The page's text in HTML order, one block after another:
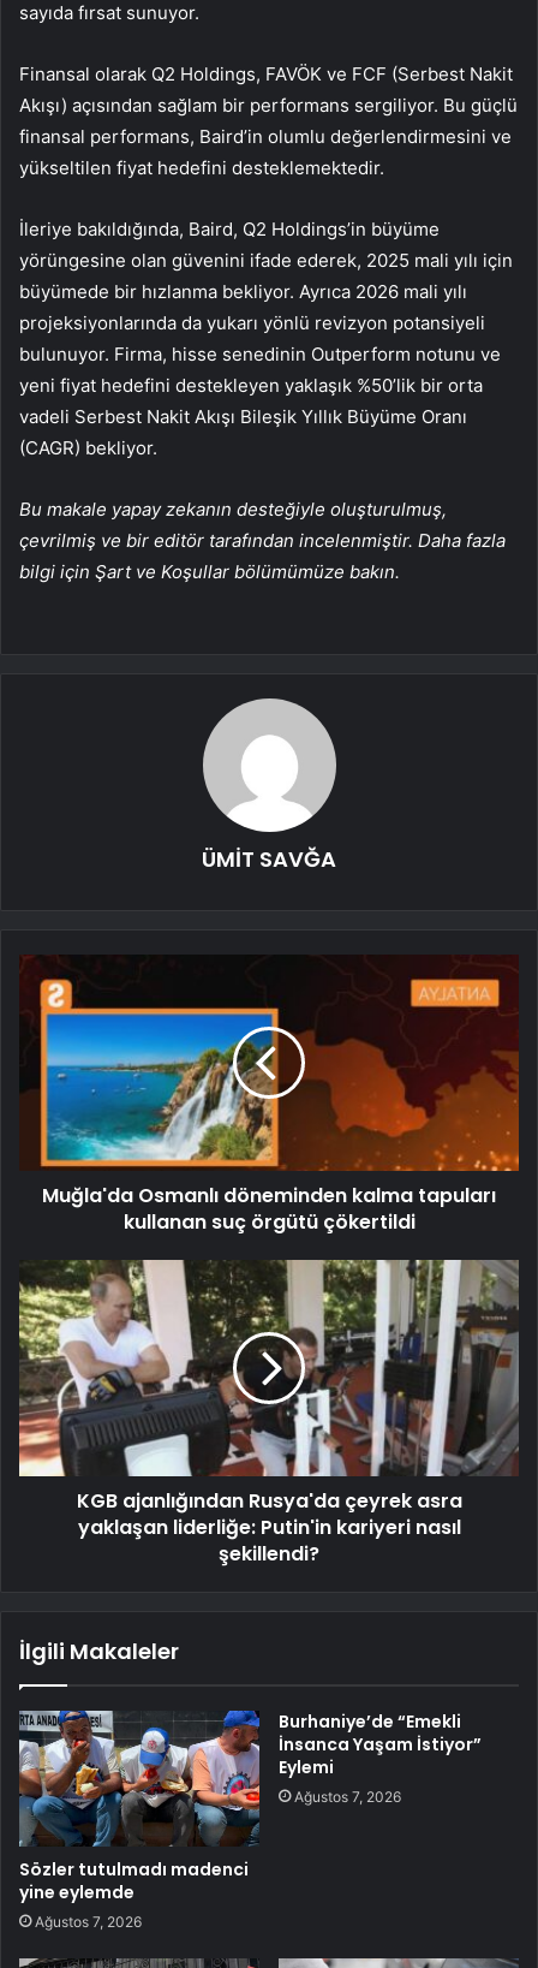
sayıda fırsat sunuyor.
Finansal olarak Q2 Holdings, FAVÖK ve FCF (Serbest Nakit
Akışı) açısından sağlam bir performans sergiliyor. Bu güçlü
finansal performans, Baird’in olumlu değerlendirmesini ve
yükseltilen fiyat hedefini desteklemektedir.
İleriye bakıldığında, Baird, Q2 Holdings’in büyüme
yörüngesine olan güvenini ifade ederek, 2025 mali yılı için
büyümede bir hızlanma bekliyor. Ayrıca 2026 mali yılı
projeksiyonlarında da yukarı yönlü revizyon potansiyeli
bulunuyor. Firma, hisse senedinin Outperform notunu ve
yeni fiyat hedefini destekleyen yaklaşık %50’lik bir orta
vadeli Serbest Nakit Akışı Bileşik Yıllık Büyüme Oranı
(CAGR) bekliyor.
Bu makale yapay zekanın desteğiyle oluşturulmuş,
çevrilmiş ve bir editör tarafından incelenmiştir. Daha fazla
bilgi için Şart ve Koşullar bölümümüze bakın.
ÜMİT SAVĞA
Muğla'da Osmanlı döneminden kalma tapuları
kullanan suç örgütü çökertildi
KGB ajanlığından Rusya'da çeyrek asra
yaklaşan liderliğe: Putin'in kariyeri nasıl
şekillendi?
İlgili Makaleler
Sözler tutulmadı madenci
yine eylemde
Ağustos 7, 2026
Burhaniye’de “Emekli
İnsanca Yaşam İstiyor”
Eylemi
Ağustos 7, 2026